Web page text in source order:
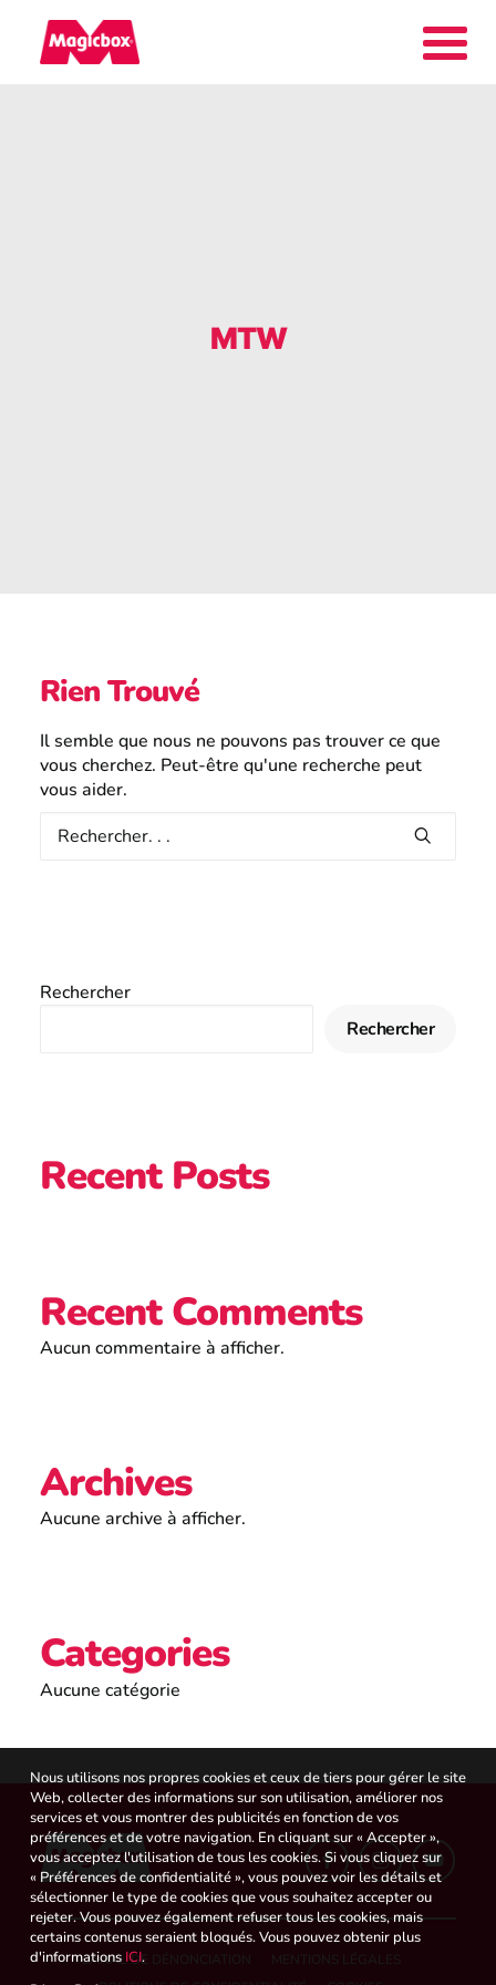
MTW
Rien Trouvé
Il semble que nous ne pouvons pas trouver ce que
vous cherchez. Peut-être qu'une recherche peut
vous aider.
Rechercher
Rechercher
Recent Posts
Recent Comments
Aucun commentaire à afficher.
Archives
Aucune archive à afficher.
Categories
Aucune catégorie
CANAL DE DÉNONCIATION
Nous utilisons nos propres cookies et ceux de tiers pour gérer le site
Web, collecter des informations sur son utilisation, améliorer nos
services et vous montrer des publicités en fonction de vos
préférences et de votre navigation. En cliquant sur « Accepter »,
vous acceptez l'utilisation de tous les cookies. Si vous cliquez sur
« Préférences de confidentialité », vous pouvez voir les détails et
sélectionner le type de cookies que vous souhaitez accepter ou
rejeter. Vous pouvez également refuser tous les cookies, mais
certains contenus seraient bloqués. Vous pouvez obtenir plus
d'informations ICI.